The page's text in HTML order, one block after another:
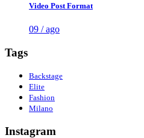
Video Post Format
09 / ago
Tags
Backstage
Elite
Fashion
Milano
Instagram